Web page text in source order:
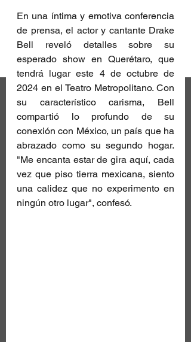
En una íntima y emotiva conferencia
de prensa, el actor y cantante Drake
Bell reveló detalles sobre su
esperado show en Querétaro, que
tendrá lugar este 4 de octubre de
2024 en el Teatro Metropolitano. Con
su característico carisma, Bell
compartió lo profundo de su
conexión con México, un país que ha
abrazado como su segundo hogar.
"Me encanta estar de gira aquí, cada
vez que piso tierra mexicana, siento
una calidez que no experimento en
ningún otro lugar", confesó.